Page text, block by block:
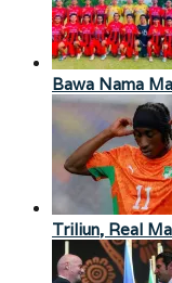
Bawa Nama
Triliun, Real